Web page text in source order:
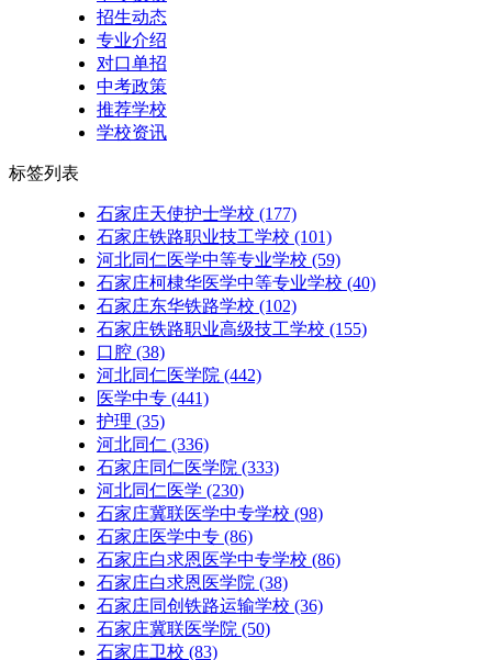
招生动态
专业介绍
对口单招
中考政策
推荐学校
学校资讯
标签列表
石家庄天使护士学校 (177)
石家庄铁路职业技工学校 (101)
河北同仁医学中等专业学校 (59)
石家庄柯棣华医学中等专业学校 (40)
石家庄东华铁路学校 (102)
石家庄铁路职业高级技工学校 (155)
口腔 (38)
河北同仁医学院 (442)
医学中专 (441)
护理 (35)
河北同仁 (336)
石家庄同仁医学院 (333)
河北同仁医学 (230)
石家庄冀联医学中专学校 (98)
石家庄医学中专 (86)
石家庄白求恩医学中专学校 (86)
石家庄白求恩医学院 (38)
石家庄同创铁路运输学校 (36)
石家庄冀联医学院 (50)
石家庄卫校 (83)